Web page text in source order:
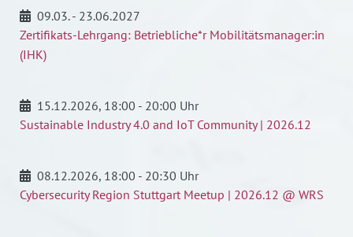
09.03. - 23.06.2027
Zertifikats-Lehrgang: Betriebliche*r Mobilitätsmanager:in
(IHK)
15.12.2026, 18:00 - 20:00 Uhr
Sustainable Industry 4.0 and IoT Community | 2026.12
08.12.2026, 18:00 - 20:30 Uhr
Cybersecurity Region Stuttgart Meetup | 2026.12 @ WRS